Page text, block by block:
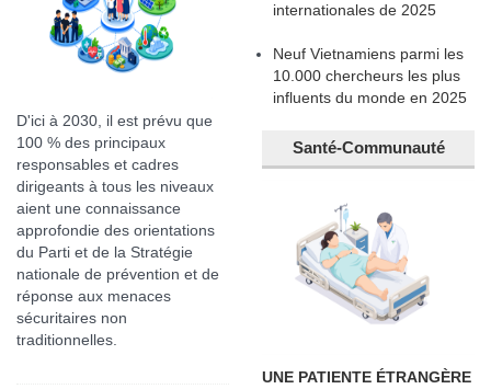
D'ici à 2030, il est prévu que
100 % des principaux
responsables et cadres
dirigeants à tous les niveaux
aient une connaissance
approfondie des orientations
du Parti et de la Stratégie
nationale de prévention et de
réponse aux menaces
sécuritaires non
traditionnelles.
internationales de 2025
Neuf Vietnamiens parmi les
10.000 chercheurs les plus
influents du monde en 2025
Santé-Communauté
UNE PATIENTE ÉTRANGÈRE